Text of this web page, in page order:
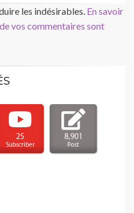
les indésirables. En savoir
vos commentaires sont
25
Subscriber
8,901
Post